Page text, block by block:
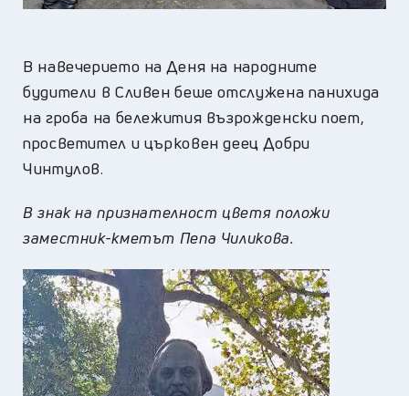
В навечерието на Деня на народните
будители в Сливен беше отслужена панихида
на гроба на бележития възрожденски поет,
просветител и църковен деец Добри
Чинтулов.
В знак на признателност цветя положи
заместник-кметът Пепа Чиликова.